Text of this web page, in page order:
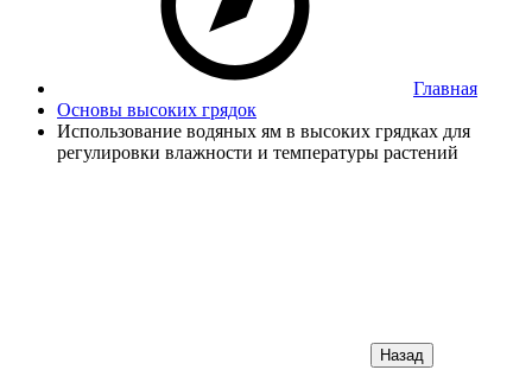
Главная
Основы высоких грядок
Использование водяных ям в высоких грядках для
регулировки влажности и температуры растений
Назад